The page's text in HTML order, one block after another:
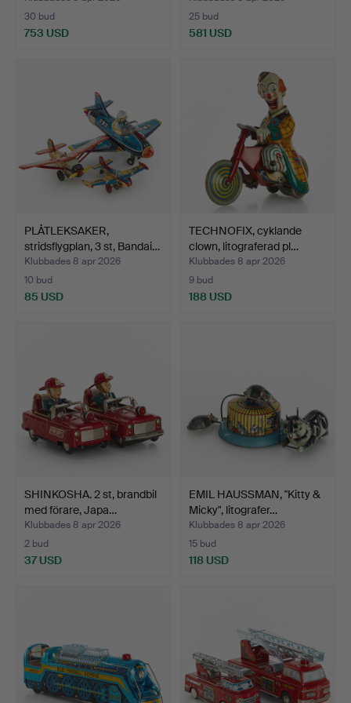
30 bud
753 USD
25 bud
581 USD
PLÅTLEKSAKER,
stridsflygplan, 3 st, Bandai…
Klubbades 8 apr 2026
10 bud
85 USD
TECHNOFIX, cyklande
clown, litograferad pl…
Klubbades 8 apr 2026
9 bud
188 USD
SHINKOSHA. 2 st, brandbil
med förare, Japa…
Klubbades 8 apr 2026
2 bud
37 USD
EMIL HAUSSMAN, "Kitty &
Micky", litografer…
Klubbades 8 apr 2026
15 bud
118 USD